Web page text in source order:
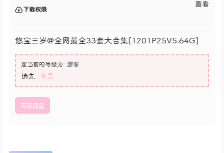
下载权限
查看
悠宝三岁@全网最全33套大合集[1201P25V5.64G]
您当前的等级为 游客
请先 登录
百度网盘